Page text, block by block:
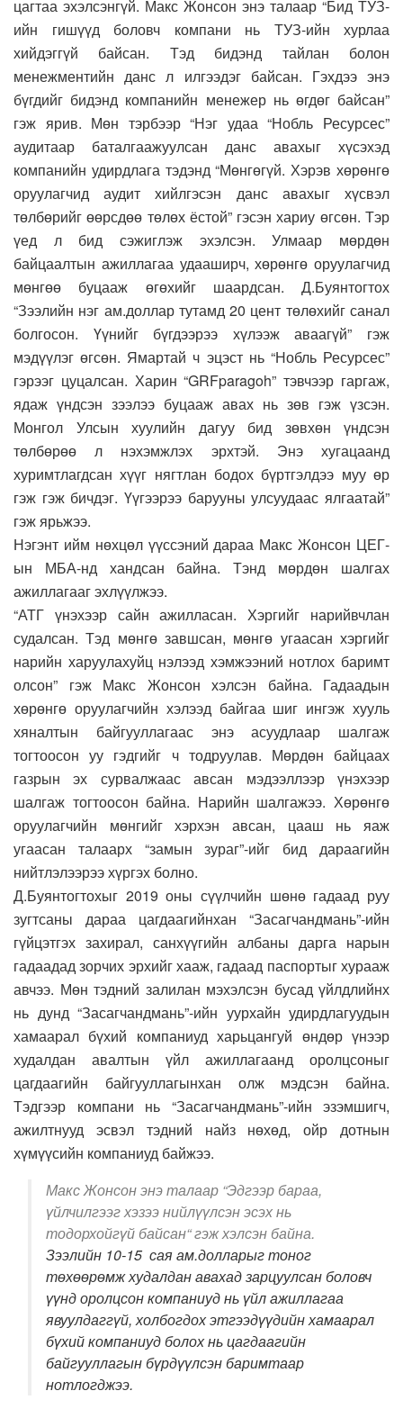
цагтаа эхэлсэнгүй. Макс Жонсон энэ талаар “Бид ТУЗ-
ийн гишүүд боловч компани нь ТУЗ-ийн хурлаа
хийдэггүй байсан. Тэд бидэнд тайлан болон
менежментийн данс л илгээдэг байсан. Гэхдээ энэ
бүгдийг бидэнд компанийн менежер нь өгдөг байсан”
гэж ярив. Мөн тэрбээр “Нэг удаа “Нобль Ресурсес”
аудитаар баталгаажуулсан данс авахыг хүсэхэд
компанийн удирдлага тэдэнд “Мөнгөгүй. Хэрэв хөрөнгө
оруулагчид аудит хийлгэсэн данс авахыг хүсвэл
төлбөрийг өөрсдөө төлөх ёстой” гэсэн хариу өгсөн. Тэр
үед л бид сэжиглэж эхэлсэн. Улмаар мөрдөн
байцаалтын ажиллагаа удааширч, хөрөнгө оруулагчид
мөнгөө буцааж өгөхийг шаардсан. Д.Буянтогтох
“Зээлийн нэг ам.доллар тутамд 20 цент төлөхийг санал
болгосон. Үүнийг бүгдээрээ хүлээж аваагүй” гэж
мэдүүлэг өгсөн. Ямартай ч эцэст нь “Нобль Ресурсес”
гэрээг цуцалсан. Харин “GRFparagoh” тэвчээр гаргаж,
ядаж үндсэн зээлээ буцааж авах нь зөв гэж үзсэн.
Монгол Улсын хуулийн дагуу бид зөвхөн үндсэн
төлбөрөө л нэхэмжлэх эрхтэй. Энэ хугацаанд
хуримтлагдсан хүүг нягтлан бодох бүртгэлдээ муу өр
гэж гэж бичдэг. Үүгээрээ барууны улсуудаас ялгаатай”
гэж ярьжээ.
Нэгэнт ийм нөхцөл үүссэний дараа Макс Жонсон ЦЕГ-
ын МБА-нд хандсан байна. Тэнд мөрдөн шалгах
ажиллагааг эхлүүлжээ.
“АТГ үнэхээр сайн ажилласан. Хэргийг нарийвчлан
судалсан. Тэд мөнгө завшсан, мөнгө угаасан хэргийг
нарийн харуулахуйц нэлээд хэмжээний нотлох баримт
олсон” гэж Макс Жонсон хэлсэн байна. Гадаадын
хөрөнгө оруулагчийн хэлээд байгаа шиг ингэж хууль
хяналтын байгууллагаас энэ асуудлаар шалгаж
тогтоосон уу гэдгийг ч тодруулав. Мөрдөн байцаах
газрын эх сурвалжаас авсан мэдээллээр үнэхээр
шалгаж тогтоосон байна. Нарийн шалгажээ. Хөрөнгө
оруулагчийн мөнгийг хэрхэн авсан, цааш нь яаж
угаасан талаарх “замын зураг”-ийг бид дараагийн
нийтлэлээрээ хүргэх болно.
Д.Буянтогтохыг 2019 оны сүүлчийн шөнө гадаад руу
зугтсаны дараа цагдаагийнхан “Засагчандмань”-ийн
гүйцэтгэх захирал, санхүүгийн албаны дарга нарын
гадаадад зорчих эрхийг хааж, гадаад паспортыг хурааж
авчээ. Мөн тэдний залилан мэхэлсэн бусад үйлдлийнх
нь дунд “Засагчандмань”-ийн уурхайн удирдлагуудын
хамаарал бүхий компаниуд харьцангуй өндөр үнээр
худалдан авалтын үйл ажиллагаанд оролцсоныг
цагдаагийн байгууллагынхан олж мэдсэн байна.
Тэдгээр компани нь “Засагчандмань”-ийн эзэмшигч,
ажилтнууд эсвэл тэдний найз нөхөд, ойр дотнын
хүмүүсийн компаниуд байжээ.
Макс Жонсон энэ талаар “Эдгээр бараа,
үйлчилгээг хэзээ нийлүүлсэн эсэх нь
тодорхойгүй байсан“ гэж хэлсэн байна.
Зээлийн 10-15 сая ам.долларыг тоног
төхөөрөмж худалдан авахад зарцуулсан боловч
үүнд оролцсон компаниуд нь үйл ажиллагаа
явуулдаггүй, холбогдох этгээдүүдийн хамаарал
бүхий компаниуд болох нь цагдаагийн
байгууллагын бүрдүүлсэн баримтаар
нотлогджээ.